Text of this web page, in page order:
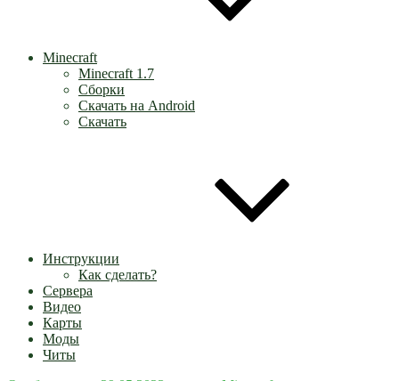
Minecraft
Minecraft 1.7
Сборки
Скачать на Android
Скачать
Инструкции
Как сделать?
Сервера
Видео
Карты
Моды
Читы